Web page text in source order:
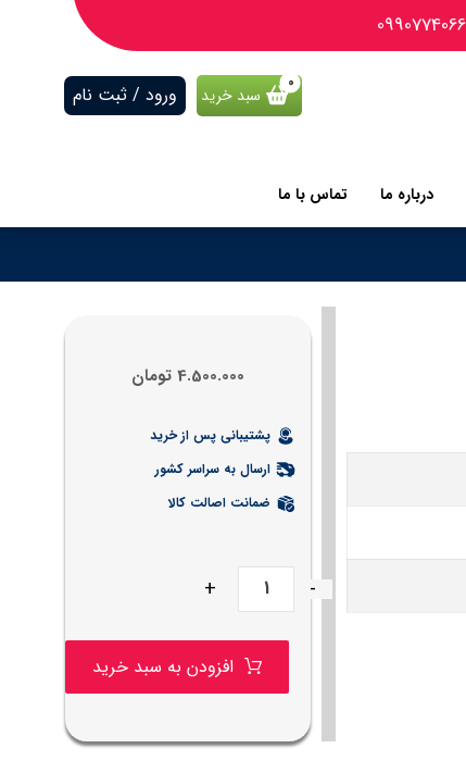
ورود / ثبت نام سبد خرید
درباره ما تماس با ما
4.500.000 تومان
پشتیبانی پس از خرید
ارسال به سراسر کشور
ضمانت اصالت کالا
-
+
افزودن به سبد خرید